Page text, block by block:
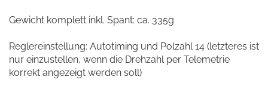
Gewicht komplett inkl. Spant: ca. 335g
Reglereinstellung: Autotiming und Polzahl 14 (letzteres ist
nur einzustellen, wenn die Drehzahl per Telemetrie
korrekt angezeigt werden soll)